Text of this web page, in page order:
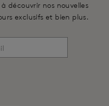
découvrir nos nouvelles
exclusifs et bien plus.